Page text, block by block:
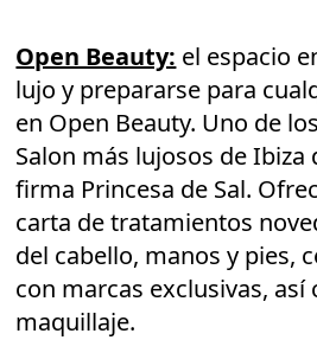
Open Beauty: el espacio
lujo y prepararse para
en Open Beauty. Uno de
Salon más lujosos de Ibiza
fi­rma Princesa de Sal.
carta de tratamientos
del cabello, manos y pies,
con marcas exclusivas,
maquillaje.